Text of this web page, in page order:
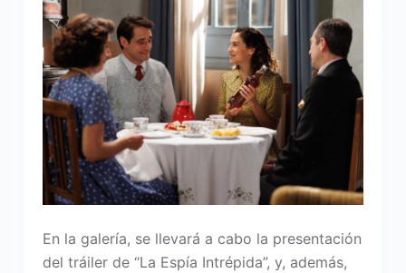
En la galería, se llevará a cabo la presentación
del tráiler de “La Espía Intrépida”, y, además,